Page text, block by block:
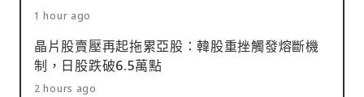
1 hour ago
晶片股賣壓再起拖累亞股：韓股重挫觸發熔斷機
制，日股跌破6.5萬點
2 hours ago